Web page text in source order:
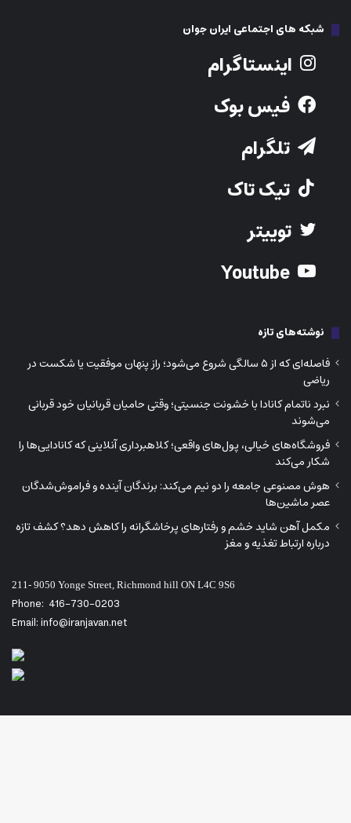
شبکه های اجتماعی ایران جوان
اینستاگرام
فیس بوک
تلگرام
تیک تاک
توییتر
نوشته‌های تازه
فاصله‌ای که از ۵ سالگی شروع می‌شود؛ راز پنهان موفقیت یا شکست در
ریاضی
نبرد ناتمام کانادا با خشونت جنسیتی؛ وقتی حامیان قربانیان خود قربانی
می‌شوند
فروشگاه‌های خیالی، پول‌های واقعی؛ کلاهبرداری آنلاینی که کانادایی‌ها را
شکار می‌کند
هوش مصنوعی جامعه را دو نیم می‌کند: برندگان آینده و فراموش‌شدگان
عصر ماشین‌ها
مکمل آهن شاید خشم و رفتارهای پرخاشگرانه را کاهش دهد؟ کشف تازه
درباره ارتباط تغذیه و مغز
211- 9050 Yonge Street, Richmond hill ON L4C 9S6
Phone: 416-730-0203
Email: info@iranjavan.net